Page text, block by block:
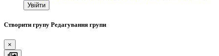
Увійти
Створити групу Редагування групи
×